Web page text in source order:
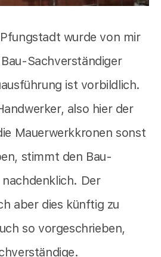
wurde von mir
Sachverständiger
ist vorbildlich.
also hier der
Mauerwerkkronen sonst
stimmt den Bau-
Der
aber dies künftig zu
so vorgeschrieben,